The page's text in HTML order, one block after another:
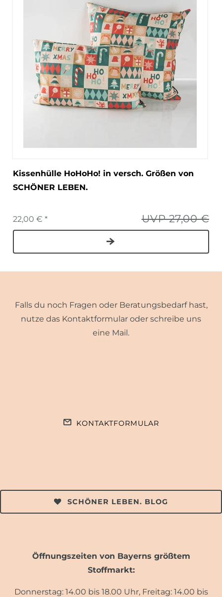
Kissenhülle HoHoHo! in versch. Größen von
SCHÖNER LEBEN.
UVP 27,00 €
22,00 € *
Falls du noch Fragen oder Beratungsbedarf hast,
nutze das Kontaktformular oder schreibe uns
eine Mail.
KONTAKTFORMULAR
SCHÖNER LEBEN. BLOG
Öffnungszeiten von Bayerns größtem
Stoffmarkt:
Donnerstag: 14.00 bis 18.00 Uhr, Freitag: 14.00 bis